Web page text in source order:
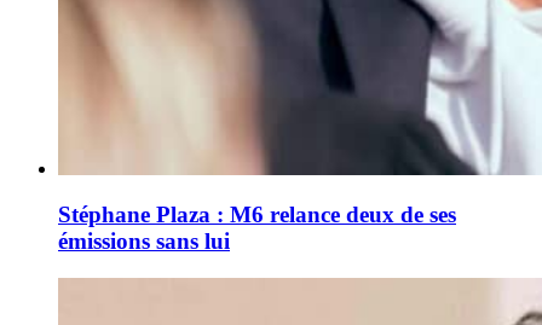
Stéphane Plaza : M6 relance deux de ses
émissions sans lui